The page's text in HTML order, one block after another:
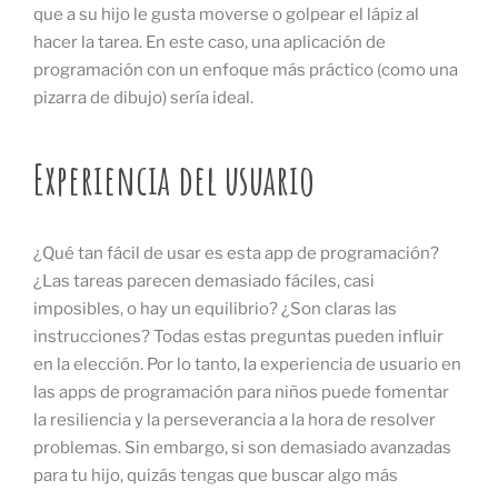
que a su hijo le gusta moverse o golpear el lápiz al
hacer la tarea. En este caso, una aplicación de
programación con un enfoque más práctico (como una
pizarra de dibujo) sería ideal.
Experiencia del usuario
¿Qué tan fácil de usar es esta app de programación?
¿Las tareas parecen demasiado fáciles, casi
imposibles, o hay un equilibrio? ¿Son claras las
instrucciones? Todas estas preguntas pueden influir
en la elección. Por lo tanto, la experiencia de usuario en
las apps de programación para niños puede fomentar
la resiliencia y la perseverancia a la hora de resolver
problemas. Sin embargo, si son demasiado avanzadas
para tu hijo, quizás tengas que buscar algo más